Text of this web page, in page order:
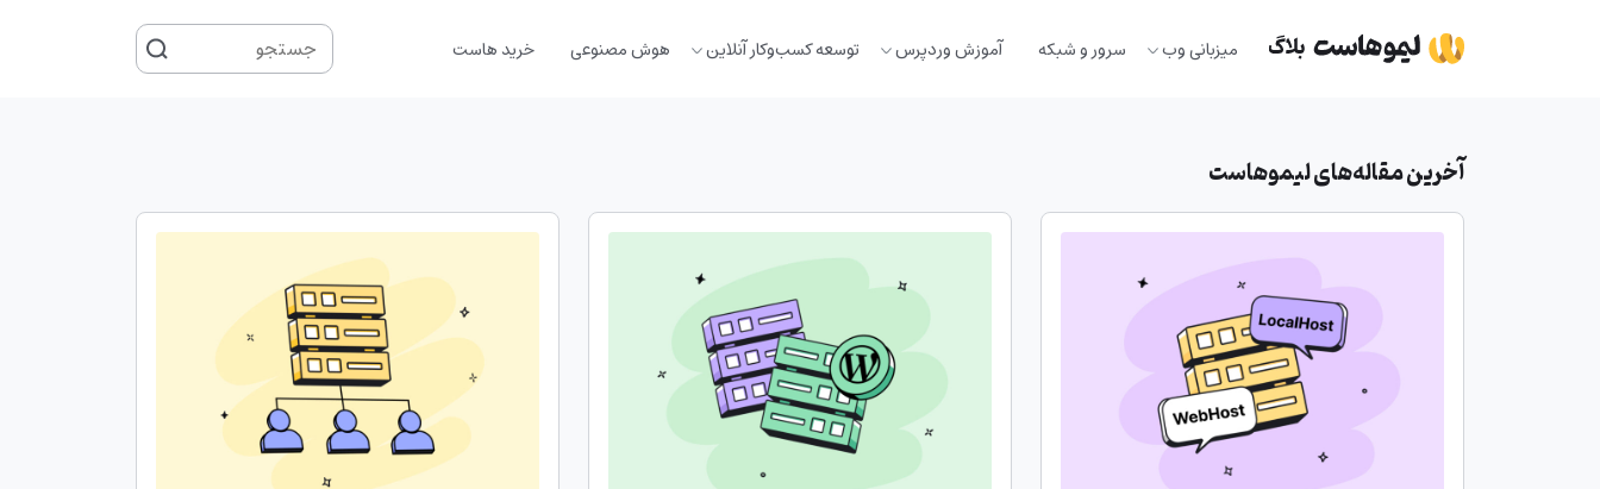
میزبانی وب سرور و شبکه آموزش وردپرس توسعه کسب‌وکار آنلاین هوش مصنوعی خرید هاست
جستجو
برای
آخرین مقاله‌های لیموهاست